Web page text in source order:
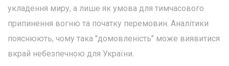
укладення миру, а лише як умова для тимчасового
припинення вогню та початку перемовин. Аналітики
пояснюють, чому така "домовленість" може виявитися
вкрай небезпечною для України.